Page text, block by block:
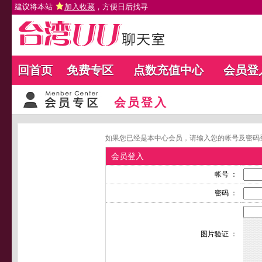
建议将本站 加入收藏 ，方便日后找寻
回首页 免费专区 点数充值中心 会员登
会员登入
如果您已经是本中心会员，请输入您的帐号及密
会员登入
帐号 ：
密码 ：
图片验证 ：